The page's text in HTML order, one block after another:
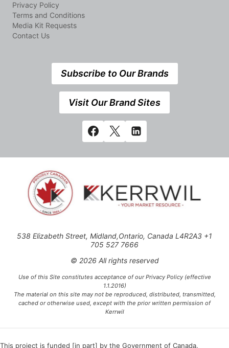
Privacy Policy
Terms and Conditions
Media Kit Requests
Contact Us
Subscribe to Our Brands
Visit Our Brand Sites
538 Elizabeth Street, Midland,Ontario, Canada L4R2A3 +1
705 527 7666
© 2026 All rights reserved
Use of this Site constitutes acceptance of our Privacy Policy (effective
1.1.2016)
The material on this site may not be reproduced, distributed, transmitted,
cached or otherwise used, except with the prior written permission of
Kerrwil
This project is funded [in part] by the Government of Canada.